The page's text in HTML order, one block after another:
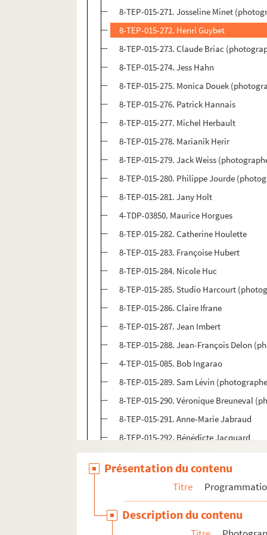
8-TEP-015-271. Josseline Minet
8-TEP-015-272. Henri Guybet
8-TEP-015-273. Claude Briac
8-TEP-015-274. Jess Hahn
8-TEP-015-275. Monica Douek
8-TEP-015-276. Patrick Hannais
8-TEP-015-277. Michel Herbault
8-TEP-015-278. Marianik Herir
8-TEP-015-279. Jack Weiss
8-TEP-015-280. Philippe Jourde
8-TEP-015-281. Jany Holt
4-TDP-03850. Maurice Horgues
8-TEP-015-282. Catherine Houlette
8-TEP-015-283. Françoise Hubert
8-TEP-015-284. Nicole Huc
8-TEP-015-285. Studio Harcourt
8-TEP-015-286. Claire Ifrane
8-TEP-015-287. Jean Imbert
8-TEP-015-288. Jean-François Delon
4-TEP-015-085. Bob Ingarao
8-TEP-015-289. Sam Lévin
8-TEP-015-290. Véronique Breuneval
8-TEP-015-291. Anne-Marie Jabraud
8-TEP-015-292. Bénédicte Jacquard
8-TEP-015-293. Jam (Photographe).
8-TEP-015-294. Corinne Jahier
8-TEP-015-295. Studio Vallois
8-TEP-015-296. Jacques Bourguignon
8-TEP-015-297. Marée-Breyer
Présentation du contenu
Titre
Description du contenu